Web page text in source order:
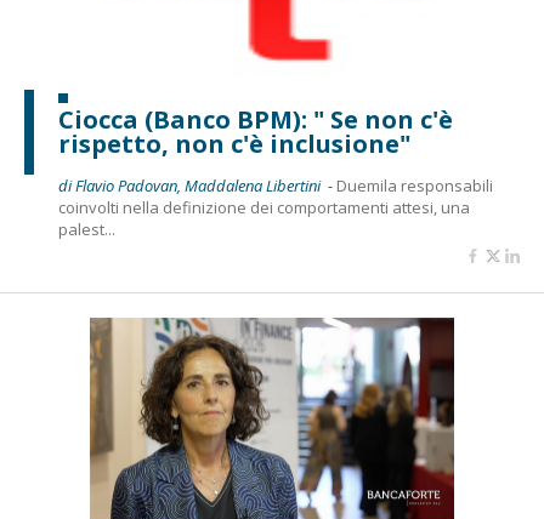
Ciocca (Banco BPM): " Se non c'è
rispetto, non c'è inclusione"
di Flavio Padovan, Maddalena Libertini - Duemila responsabili
coinvolti nella definizione dei comportamenti attesi, una
palest...